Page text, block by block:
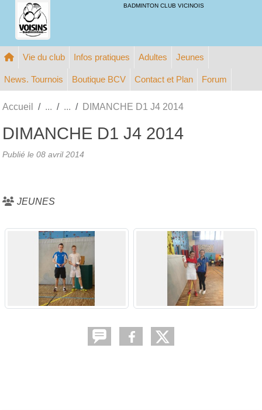
BADMINTON CLUB VICINOIS
Vie du club Infos pratiques Adultes Jeunes
News. Tournois Boutique BCV Contact et Plan Forum
Accueil DIMANCHE D1 J4 2014
DIMANCHE D1 J4 2014
Publié le 08 avril 2014
JEUNES
Panneau de gestion des cookies